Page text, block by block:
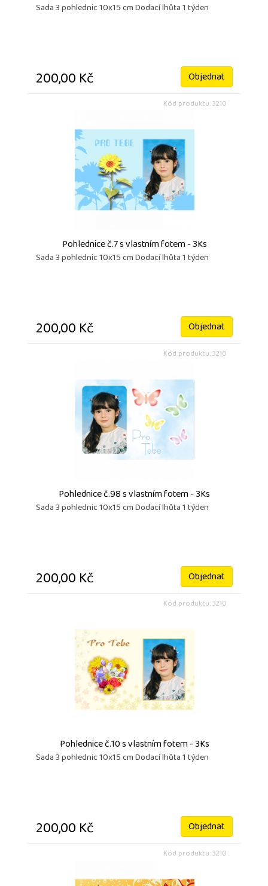
Sada 3 pohlednic 10x15 cm Dodací lhůta 1 týden
200,00 Kč Objednat
Kód produktu: 3210
Pohlednice č.7 s vlastním fotem - 3Ks
Sada 3 pohlednic 10x15 cm Dodací lhůta 1 týden
200,00 Kč Objednat
Kód produktu: 3210
Pohlednice č.98 s vlastním fotem - 3Ks
Sada 3 pohlednic 10x15 cm Dodací lhůta 1 týden
200,00 Kč Objednat
Kód produktu: 3210
Pohlednice č.10 s vlastním fotem - 3Ks
Sada 3 pohlednic 10x15 cm Dodací lhůta 1 týden
200,00 Kč Objednat
Kód produktu: 3210